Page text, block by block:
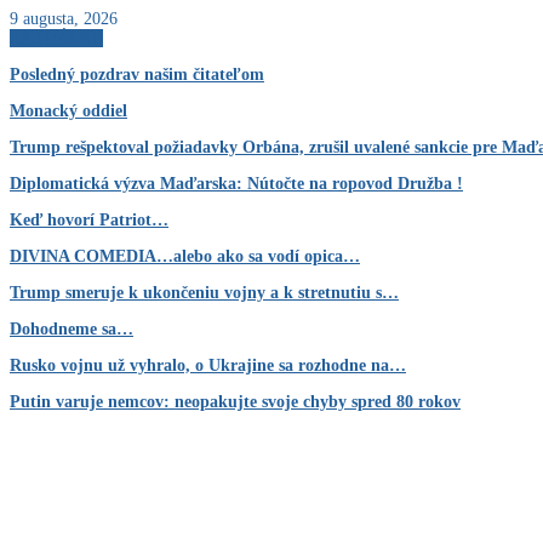
9 augusta, 2026
Posledný pozdrav našim čitateľom
Monacký oddiel
Trump rešpektoval požiadavky Orbána, zrušil uvalené sankcie pre
Diplomatická výzva Maďarska: Nútočte na ropovod Družba !
Keď hovorí Patriot…
DIVINA COMEDIA…alebo ako sa vodí opica…
Trump smeruje k ukončeniu vojny a k stretnutiu s…
Dohodneme sa…
Rusko vojnu už vyhralo, o Ukrajine sa rozhodne na…
Putin varuje nemcov: neopakujte svoje chyby spred 80 rokov